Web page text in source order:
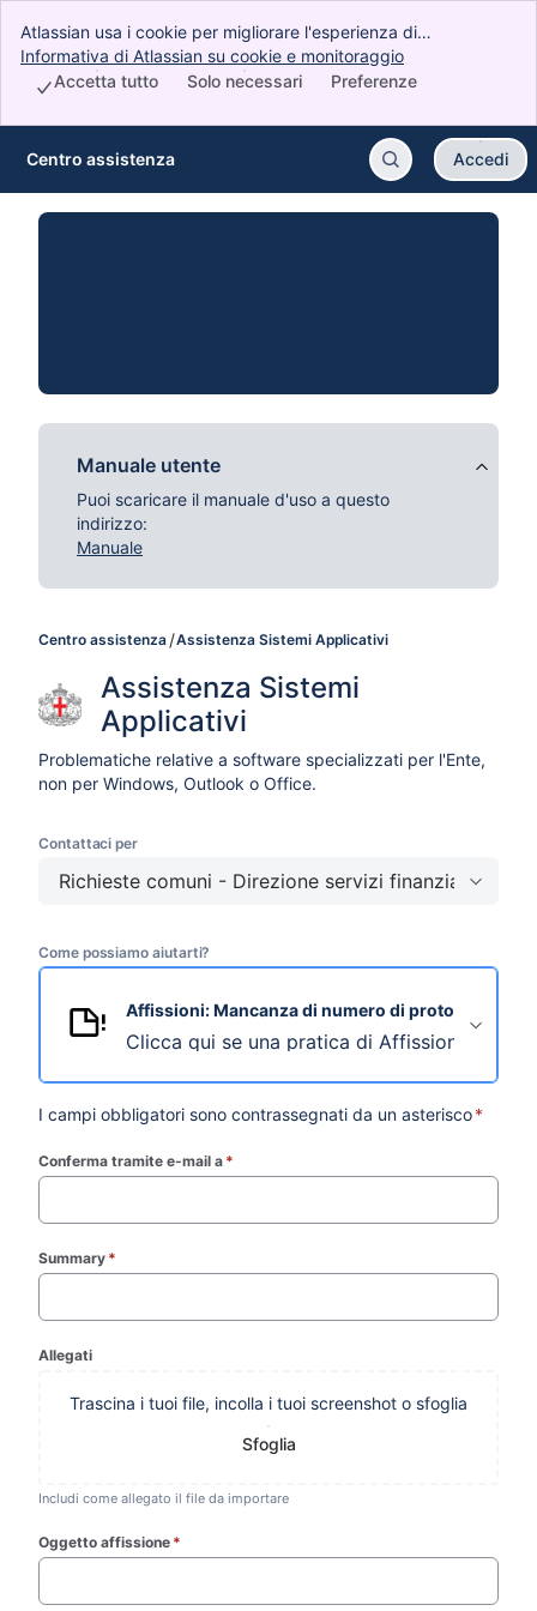
Atlassian usa i cookie per migliorare l'esperienza di
navigazione, eseguire analisi e ricerche e condurre campagne
pubblicitarie. Accetta tutti i cookie per indicare che acconsenti
Informativa di Atlassian su cookie e monitoraggio
Preferenze
Solo necessari
Accetta tutto
Passa al contenuto principale
Centro assistenza Accedi
Manuale utente
Puoi scaricare il manuale d'uso a questo
indirizzo:
Manuale
Centro assistenza Assistenza Sistemi Applicativi
Assistenza Sistemi
Applicativi
Problematiche relative a software specializzati per l'Ente,
non per Windows, Outlook o Office.
Contattaci per
Richieste comuni - Direzione servizi finanziari
Come possiamo aiutarti?
Clicca qui se una pratica di Affissioni non
I campi obbligatori sono contrassegnati da un asterisco*
Conferma tramite e-mail a *
Summary *
Allegati
Trascina i tuoi file, incolla i tuoi screenshot o sfoglia
Sfoglia
Includi come allegato il file da importare
Oggetto affissione *